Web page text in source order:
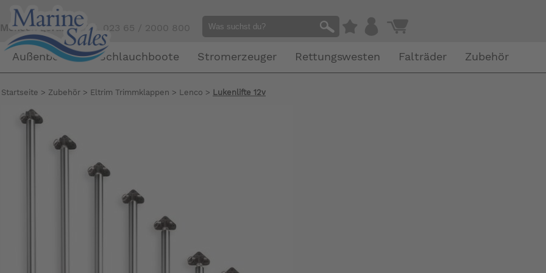
Mensch gefällig?Tel. 023 65 / 2000 800
Außenborder Schlauchboote Stromerzeuger Rettungswesten Falträder Zubehör
Startseite > Zubehör > Eltrim Trimmklappen > Lenco > Lukenlifte 12v